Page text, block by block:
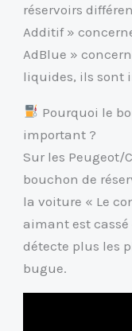
réservoirs
Additif »
AdBlue »
liquides, ils sont
Pourquoi le
important ?
Sur les Peugeot/
bouchon de
la voiture « Le
aimant est cassé
détecte plus les
bugue.